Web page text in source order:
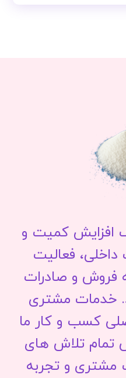
افزایش کمیت و
فعالیت
فروش و صادرات
خدمات مشتری
کسب و کار ما
تمام تلاش های
مشتری و تجربه